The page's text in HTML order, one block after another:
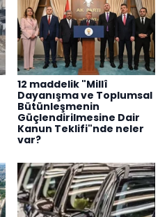
12 maddelik "Millî
Dayanışma ve Toplumsal
Bütünleşmenin
Güçlendirilmesine Dair
Kanun Teklifi"nde neler
var?